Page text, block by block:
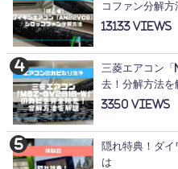
コファン分解方
13133
三菱エアコン
去！分解方法を
3350
隠れ特典！ダ
は